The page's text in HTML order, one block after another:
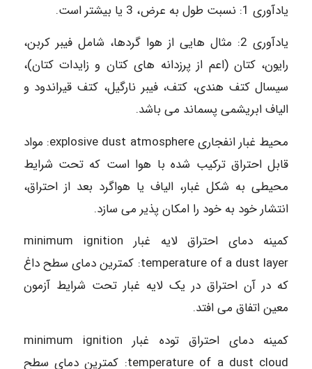
یادآوری 1: نسبت طول به عرض، 3 یا بیشتر است.
یادآوری 2: مثال هایی از هوا گردها، شامل فیبر کربن،
رایون، کتان (اعم از پرزدانه های کتان و زایدات کتان)،
سیسال کتف هندی، کتف، فیبر نارگیل، کتف قیراندود و
الیاف ابریشمی پسماند می باشد.
محیط غبار انفجاری explosive dust atmosphere: مواد
قابل احتراق ترکیب شده با هوا است که تحت شرایط
محیطی به شکل غبار، الیاف یا هواگرد بعد از احتراق،
انتشار خود به خود را امکان پذیر می سازد.
کمینه دمای احتراق لایه غبار minimum ignition
temperature of a dust layer: کمترین دمای سطح داغ
که در آن احتراق در یک لایه غبار تحت شرایط آزمون
معین اتفاق می افتد.
کمینه دمای احتراق توده غبار minimum ignition
temperature of a dust cloud: کمترین دمای سطح